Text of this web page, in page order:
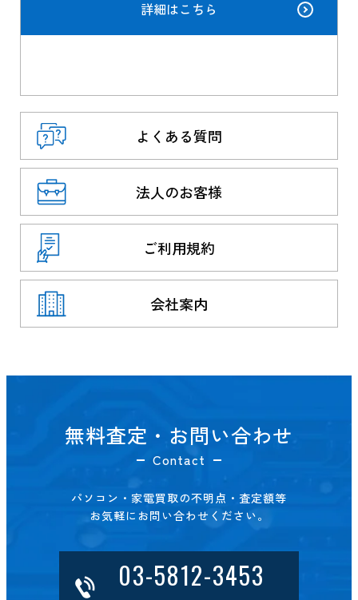
詳細はこちら
よくある質問
法人のお客様
ご利用規約
会社案内
無料査定・お問い合わせ
Contact
パソコン・家電買取の不明点・査定額等
お気軽にお問い合わせください。
03-5812-3453